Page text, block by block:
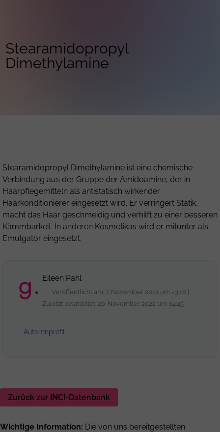
Stearamidopropyl
Dimethylamine
Stearamidopropyl Dimethylamine ist eine chemische
Verbindung aus der Gruppe der Amidoamine, der in
Haarpflegemitteln als antistatisch wirkender
Haarkonditionierer eingesetzt wird. Er verringert Statik,
macht das Haar geschmeidig und verhilft zu einer besseren
Kämmbarkeit. In anderen Kosmetikas wird er mitunter als
Emulgator eingesetzt.
Eileen Pahl
Veröffentlicht am: 7. November 2021 um 23:18 |
Zuletzt bearbeitet: 20. November 2022 um 04:45
Autorenprofil
Zurück zur INCI-Datenbank
Wichtige Information: Die von uns bereitgestellten